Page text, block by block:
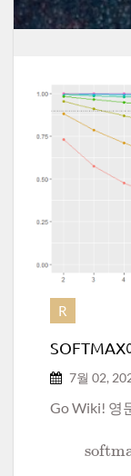
R
7월 02,
Go Wiki! 영